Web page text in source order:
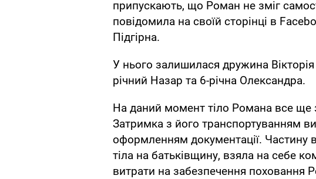
припускають, що Роман не зміг
повідомила на своїй сторінці в
Підгірна.
У нього залишилася дружина
річний Назар та 6-річна Олександра.
На даний момент тіло Романа все ще
Затримка з його транспортуванням
оформленням документації. Частину
тіла на батьківщину, взяла на себе
витрати на забезпечення поховання